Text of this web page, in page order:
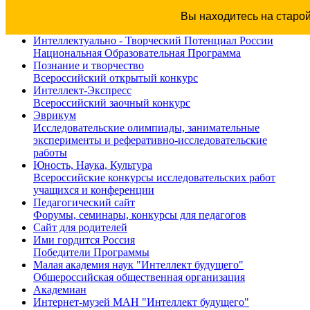
Вы находитесь на
Интеллектуально - Творческий Потенциал России
Национальная Образовательная Программа
Познание и творчество
Всероссийский открытый конкурс
Интеллект-Экспресс
Всероссийский заочный конкурс
Эврикум
Исследовательские олимпиады, занимательные
эксперименты и реферативно-исследовательские
работы
Юность, Наука, Культура
Всероссийские конкурсы исследовательских работ
учащихся и конференции
Педагогический сайт
Форумы, семинары, конкурсы для педагогов
Сайт для родителей
Ими гордится Россия
Победители Программы
Малая академия наук "Интеллект будущего"
Общероссийская общественная организация
Академиан
Интернет-музей МАН "Интеллект будущего"